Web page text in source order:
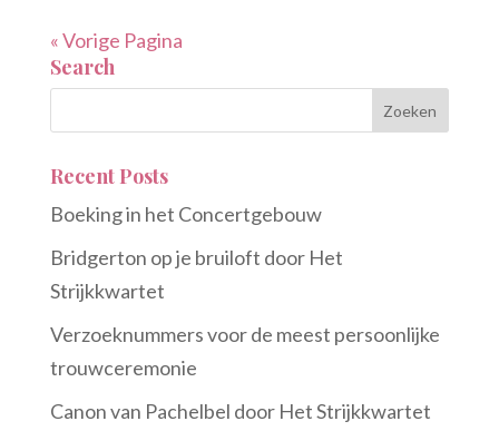
« Vorige Pagina
Search
Recent Posts
Boeking in het Concertgebouw
Bridgerton op je bruiloft door Het
Strijkkwartet
Verzoeknummers voor de meest persoonlijke
trouwceremonie
Canon van Pachelbel door Het Strijkkwartet